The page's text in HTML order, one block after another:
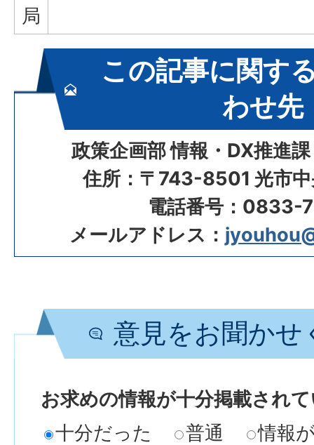
局
この記事に関す
わせ先
政策企画部 情報・DX推進
住所：〒743-8501 光市中
電話番号：0833-
メールアドレス：
意見をお聞かせ
お求めの情報が十分掲載され
十分だった
普通 情報